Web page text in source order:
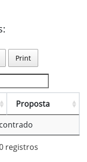
Print
Proposta
registros